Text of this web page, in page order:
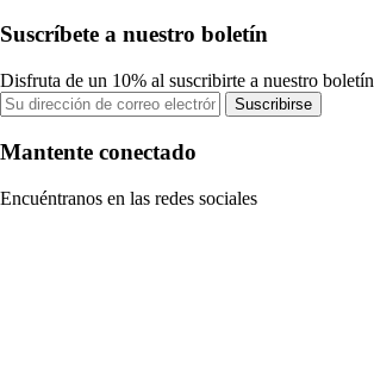
Suscríbete a nuestro boletín
Disfruta de un 10% al suscribirte a nuestro boletín
Suscribirse
Mantente conectado
Encuéntranos en las redes sociales